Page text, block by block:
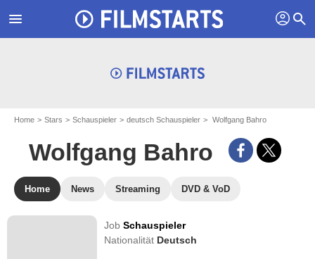
menu profil search
Home Stars Schauspieler deutsch Schauspieler Wolfgang Bahro
Wolfgang Bahro
Home News Streaming DVD & VoD
JobSchauspieler
Nationalität Deutsch